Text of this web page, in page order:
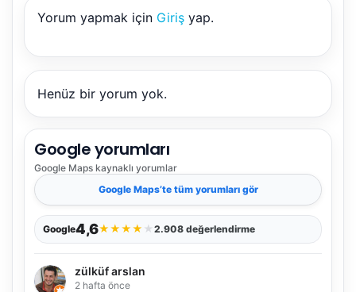
Yorum yapmak için Giriş yap.
Henüz bir yorum yok.
Google yorumları
Google Maps kaynaklı yorumlar
Google Maps’te tüm yorumları gör
Google4,6★★★★ ★ 2.908 değerlendirme
zülküf arslan
2 hafta önce